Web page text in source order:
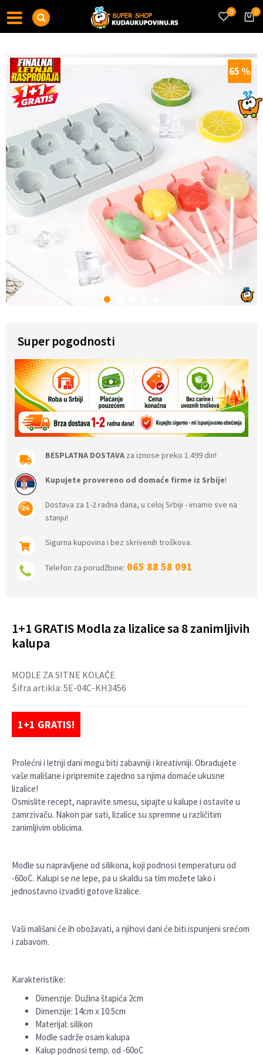
0
0
1
65 %
Super pogodnosti
BESPLATNA DOSTAVA za iznose preko 1.499 din!
Kupujete provereno od domaće firme iz Srbije!
Dostava za 1-2 radna dana, u celoj Srbiji - imamo sve na
stanju!
Sigurna kupovina i bez skrivenih troškova.
Telefon za porudžbine: 065 88 58 091
1+1 GRATIS Modla za lizalice sa 8 zanimljivih
kalupa
MODLE ZA SITNE KOLAČE
Šifra artikla: 5E-04C-KH3456
1+1 GRATIS!
Prolećni i letnji dani mogu biti zabavniji i kreativniji. Obradujete
vaše mališane i pripremite zajedno sa njima domaće ukusne
lizalice!
Osmislite recept, napravite smesu, sipajte u kalupe i ostavite u
zamrzivaču. Nakon par sati, lizalice su spremne u različitim
zanimljivim oblicima.
Modle su napravljene od silikona, koji podnosi temperaturu od
-60oC. Kalupi se ne lepe, pa u skaldu sa tim možete lako i
jednostavno izvaditi gotove lizalice.
Vaši mališani će ih obožavati, a njihovi dani će biti ispunjeni srećom
i zabavom.
Karakteristike:
Dimenzije: Dužina štapića 2cm
Dimenzije: 14cm x 10.5cm
Materijal: silikon
Modle sadrže osam kalupa
Kalup podnosi temp. od -60oC